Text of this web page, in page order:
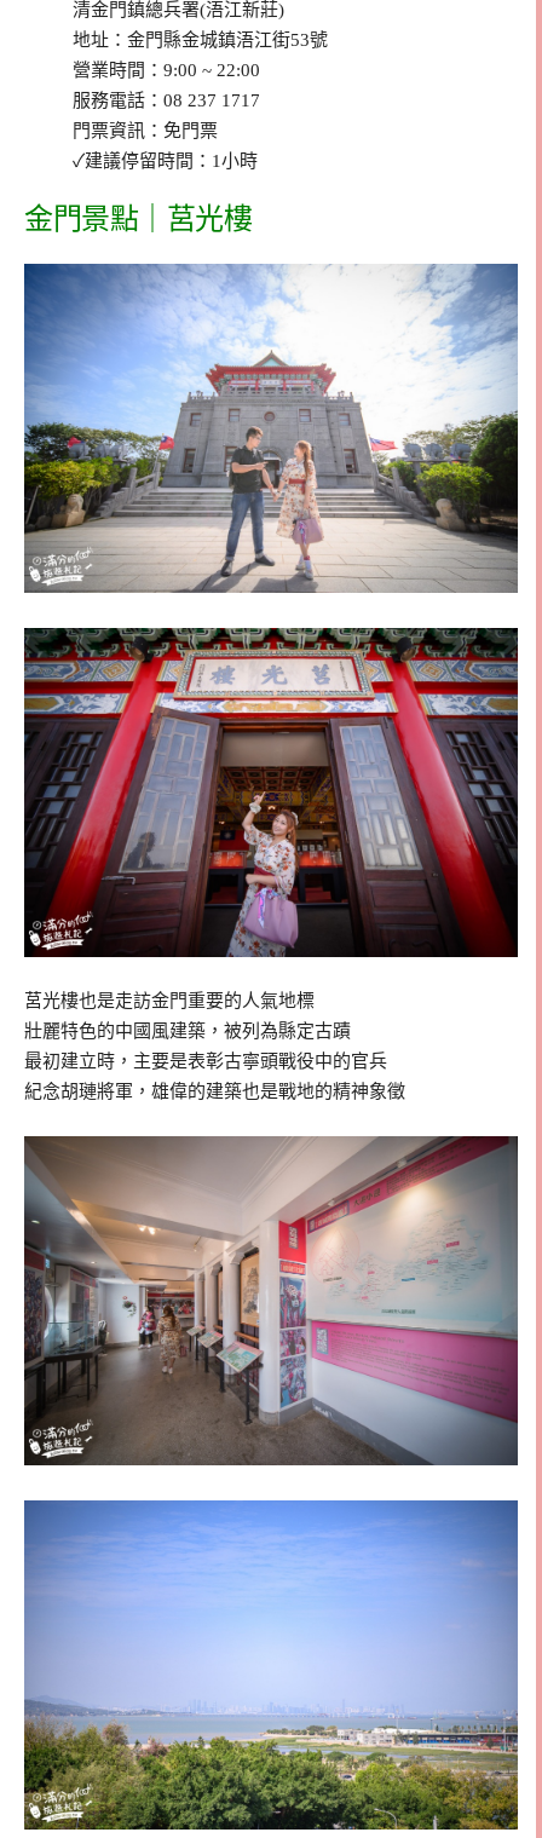
清金門鎮總兵署(浯江新莊)
地址：金門縣金城鎮浯江街53號
營業時間：9:00 ~ 22:00
服務電話：08 237 1717
門票資訊：免門票
✓建議停留時間：1小時
金門景點｜莒光樓
莒光樓也是走訪金門重要的人氣地標
壯麗特色的中國風建築，被列為縣定古蹟
最初建立時，主要是表彰古寧頭戰役中的官兵
紀念胡璉將軍，雄偉的建築也是戰地的精神象徵